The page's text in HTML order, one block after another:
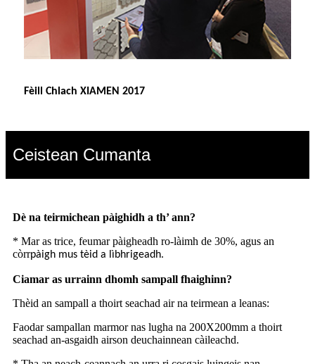
Fèill Chlach XIAMEN 2017
Ceistean Cumanta
Dè na teirmichean pàighidh a th’ ann?
* Mar as trice, feumar pàigheadh ​​ro-làimh de 30%, agus an
còrrpàigh mus tèid a lìbhrigeadh.
Ciamar as urrainn dhomh sampall fhaighinn?
Thèid an sampall a thoirt seachad air na teirmean a leanas:
Faodar sampallan marmor nas lugha na 200X200mm a thoirt
seachad an-asgaidh airson deuchainnean càileachd.